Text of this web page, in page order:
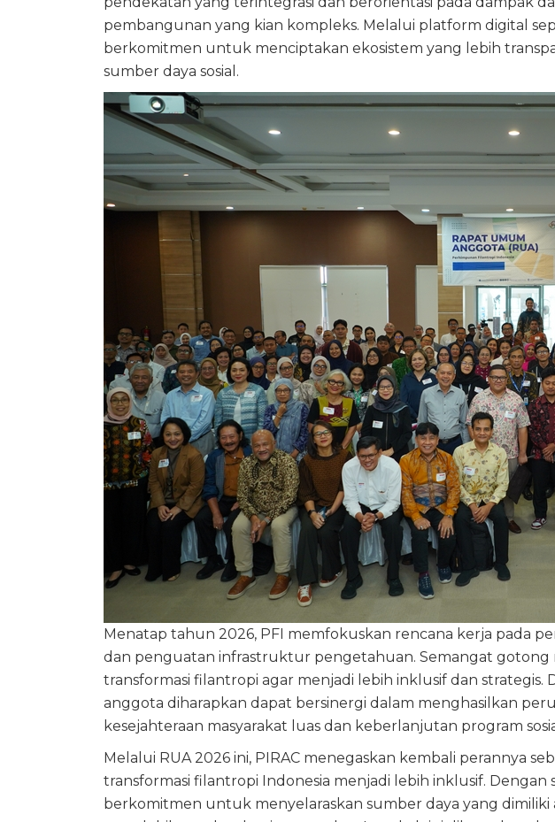
pembangunan yang kian kompleks. Melalui platform digital
berkomitmen untuk menciptakan ekosistem yang lebih
sumber daya sosial.
Menatap tahun 2026, PFI memfokuskan rencana kerja pada
dan penguatan infrastruktur pengetahuan. Semangat gotong
transformasi filantropi agar menjadi lebih inklusif dan strategis.
anggota diharapkan dapat bersinergi dalam menghasilkan
kesejahteraan masyarakat luas dan keberlanjutan program
Melalui RUA 2026 ini, PIRAC menegaskan kembali perannya
transformasi filantropi Indonesia menjadi lebih inklusif. Dengan
berkomitmen untuk menyelaraskan sumber daya yang